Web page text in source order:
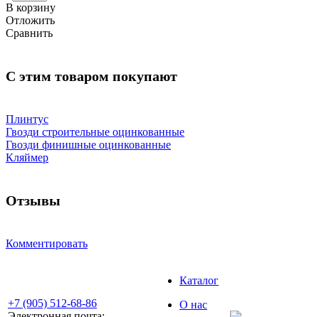
В корзину
Отложить
Сравнить
С этим товаром покупают
Плинтус
Гвозди строительные оцинкованные
Гвозди финишные оцинкованные
Кляймер
Отзывы
Комментировать
+7 (905) 512-68-86
Каталог
О нас